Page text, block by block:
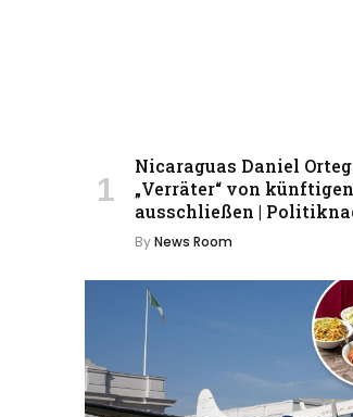
Nicaraguas Daniel
„Verräter“ von
ausschließen |
ByNews Room